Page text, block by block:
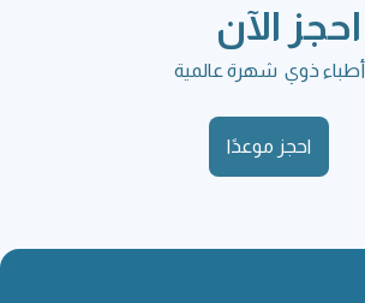
احجز الآن
أطباء ذوي شهرة عالمية
احجز موعدًا